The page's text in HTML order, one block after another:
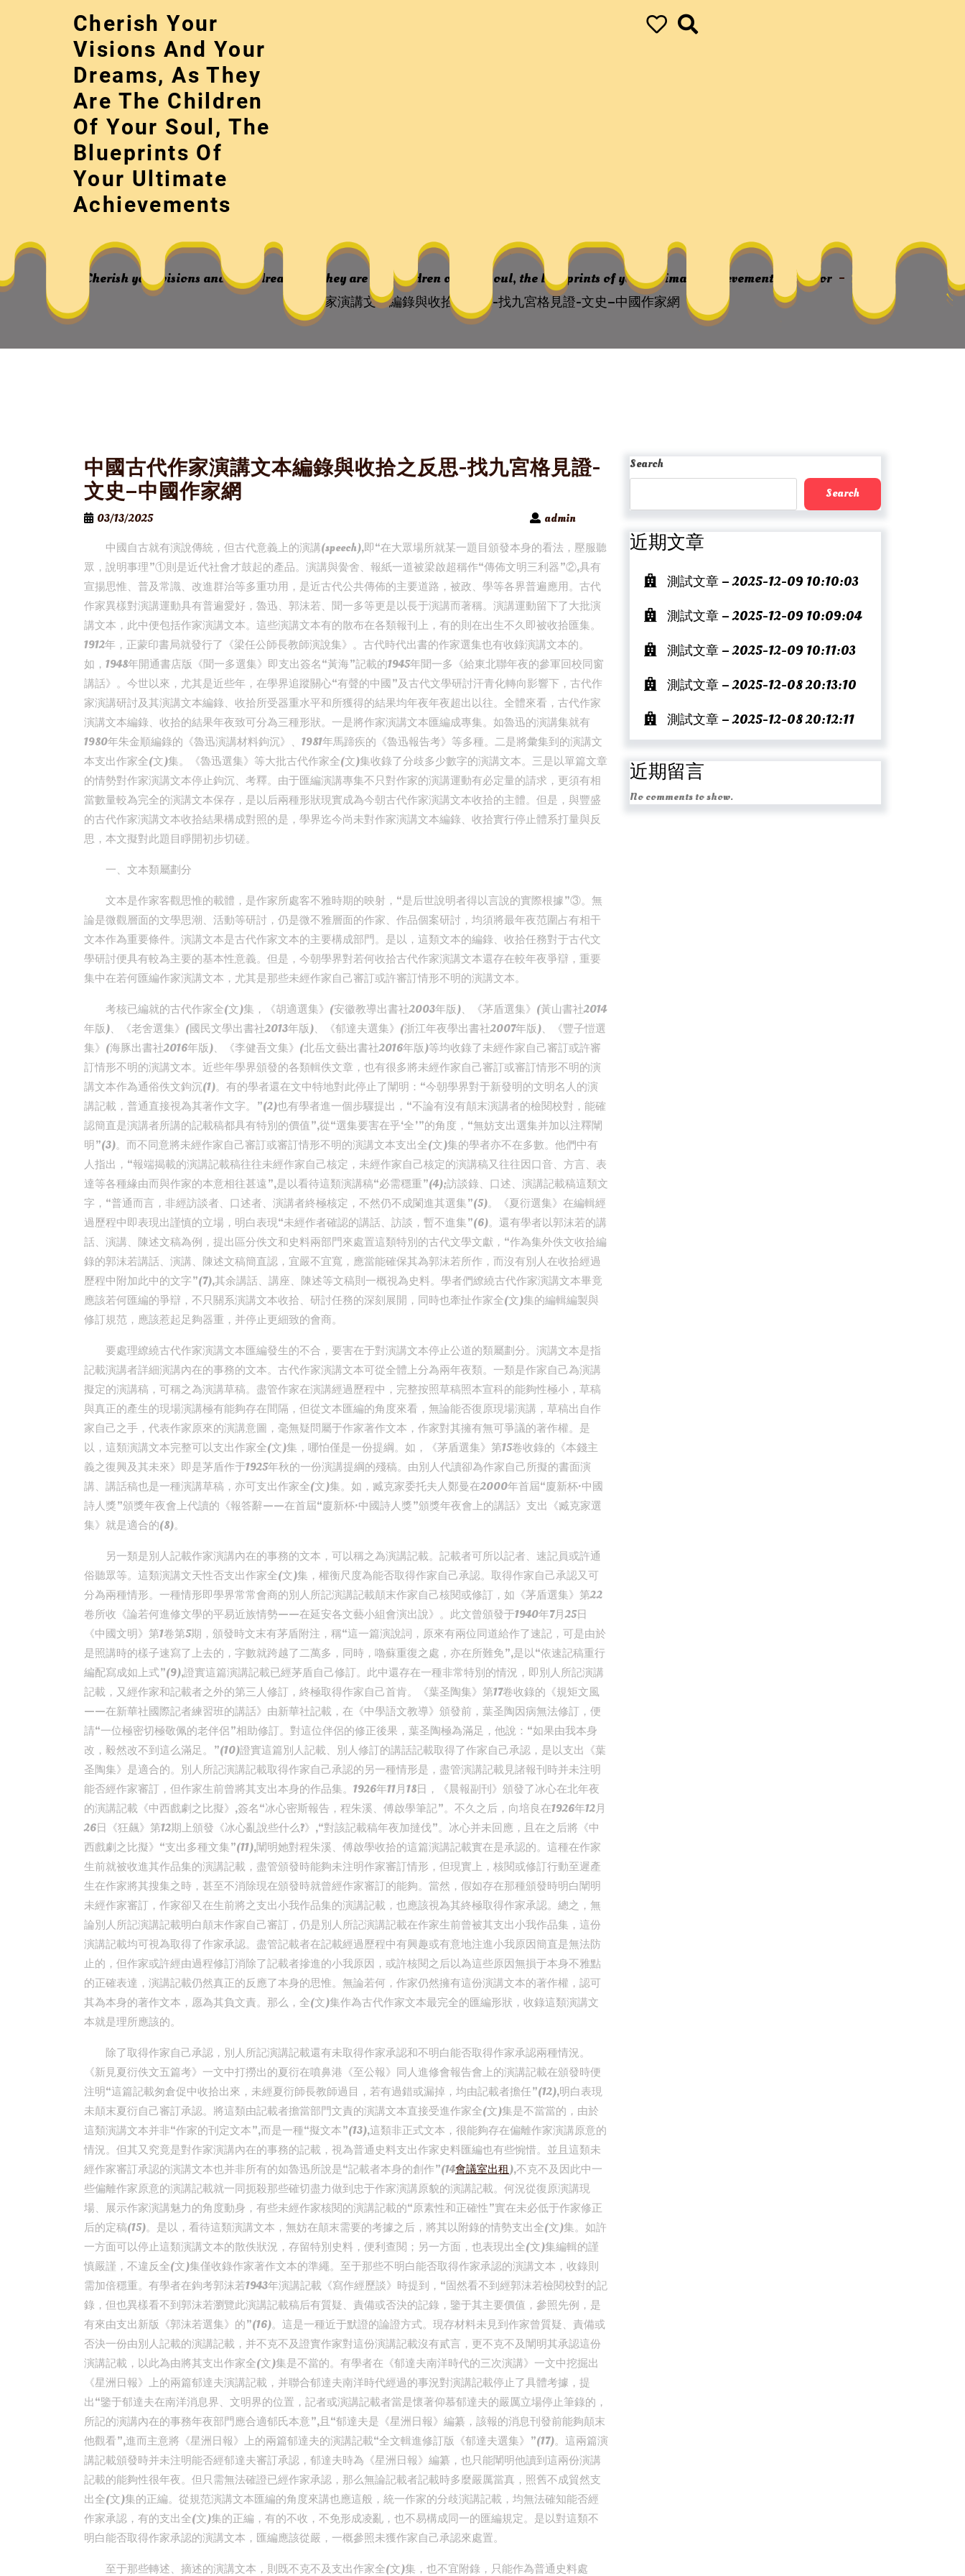
Cherish Your
Visions And Your
Dreams, As They
Are The Children
Of Your Soul, The
Blueprints Of
Your Ultimate
Achievements
中國古代作家演講文本編錄與收拾之反思-找九宮格見證-文
史–中國作家網
Cherish your visions and your dreams, as they are the children of your soul, the blueprints of your ultimate achievements vapor
中國
古代作家演講文本編錄與收拾之反思-找九宮格見證-文史–中國作家網
中國古代作家演講文本編錄與收拾之反思-找九宮格見證-
文史–中國作家網
03/13/2025
admin
中國自古就有演說傳統，但古代意義上的演講(speech),即“在大眾場所就某一題目頒發本身的看法，壓服聽
眾，說明事理”①則是近代社會才鼓起的產品。演講與黌舍、報紙一道被梁啟超稱作“傳佈文明三利器”②,具有
宣揚思惟、普及常識、改進群治等多重功用，是近古代公共傳佈的主要道路，被政、學等各界普遍應用。古代
作家異樣對演講運動具有普遍愛好，魯迅、郭沫若、聞一多等更是以長于演講而著稱。演講運動留下了大批演
講文本，此中便包括作家演講文本。這些演講文本有的散布在各類報刊上，有的則在出生不久即被收拾匯集。
1912年，正蒙印書局就發行了《梁任公師長教師演說集》。古代時代出書的作家選集也有收錄演講文本的。
如，1948年開通書店版《聞一多選集》即支出簽名“黃海”記載的1945年聞一多《給東北聯年夜的參軍回校同窗
講話》。今世以來，尤其是近些年，在學界追蹤關心“有聲的中國”及古代文學研討汗青化轉向影響下，古代作
家演講研討及其演講文本編錄、收拾所受器重水平和所獲得的結果均年夜年夜超出以往。全體來看，古代作家
演講文本編錄、收拾的結果年夜致可分為三種形狀。一是將作家演講文本匯編成專集。如魯迅的演講集就有
1980年朱金順編錄的《魯迅演講材料鉤沉》、1981年馬蹄疾的《魯迅報告考》等多種。二是將彙集到的演講文
本支出作家全(文)集。《魯迅選集》等大批古代作家全(文)集收錄了分歧多少數字的演講文本。三是以單篇文章
的情勢對作家演講文本停止鉤沉、考釋。由于匯編演講專集不只對作家的演講運動有必定量的請求，更須有相
當數量較為完全的演講文本保存，是以后兩種形狀現實成為今朝古代作家演講文本收拾的主體。但是，與豐盛
的古代作家演講文本收拾結果構成對照的是，學界迄今尚未對作家演講文本編錄、收拾實行停止體系打量與反
思，本文擬對此題目睜開初步切磋。
一、文本類屬劃分
文本是作家客觀思惟的載體，是作家所處客不雅時期的映射，“是后世說明者得以言說的實際根據”③。無
論是微觀層面的文學思潮、活動等研討，仍是微不雅層面的作家、作品個案研討，均須將最年夜范圍占有相干
文本作為重要條件。演講文本是古代作家文本的主要構成部門。是以，這類文本的編錄、收拾任務對于古代文
學研討便具有較為主要的基本性意義。但是，今朝學界對若何收拾古代作家演講文本還存在較年夜爭辯，重要
集中在若何匯編作家演講文本，尤其是那些未經作家自己審訂或許審訂情形不明的演講文本。
考核已編就的古代作家全(文)集，《胡適選集》(安徽教導出書社2003年版)、《茅盾選集》(黃山書社2014
年版)、《老舍選集》(國民文學出書社2013年版)、《郁達夫選集》(浙江年夜學出書社2007年版)、《豐子愷選
集》(海豚出書社2016年版)、《李健吾文集》(北岳文藝出書社2016年版)等均收錄了未經作家自己審訂或許審
訂情形不明的演講文本。近些年學界頒發的各類輯佚文章，也有很多將未經作家自己審訂或審訂情形不明的演
講文本作為通俗佚文鉤沉(1)。有的學者還在文中特地對此停止了闡明：“今朝學界對于新發明的文明名人的演
講記載，普通直接視為其著作文字。”(2)也有學者進一個步驟提出，“不論有沒有顛末演講者的檢閱校對，能確
認簡直是演講者所講的記載稿都具有特別的價值”,從“選集要害在乎‘全’”的角度，“無妨支出選集并加以注釋闡
明”(3)。而不同意將未經作家自己審訂或審訂情形不明的演講文本支出全(文)集的學者亦不在多數。他們中有
人指出，“報端揭載的演講記載稿往往未經作家自己核定，未經作家自己核定的演講稿又往往因口音、方言、表
達等各種緣由而與作家的本意相往甚遠”,是以看待這類演講稿“必需穩重”(4);訪談錄、口述、演講記載稿這類文
字，“普通而言，非經訪談者、口述者、演講者終極核定，不然仍不成闌進其選集”(5)。《夏衍選集》在編輯經
過歷程中即表現出謹慎的立場，明白表現“未經作者確認的講話、訪談，暫不進集”(6)。還有學者以郭沫若的講
話、演講、陳述文稿為例，提出區分佚文和史料兩部門來處置這類特別的古代文學文獻，“作為集外佚文收拾編
錄的郭沫若講話、演講、陳述文稿簡直認，宜嚴不宜寬，應當能確保其為郭沫若所作，而沒有別人在收拾經過
歷程中附加此中的文字”(7),其余講話、講座、陳述等文稿則一概視為史料。學者們繚繞古代作家演講文本畢竟
應該若何匯編的爭辯，不只關系演講文本收拾、研討任務的深刻展開，同時也牽扯作家全(文)集的編輯編製與
修訂規范，應該惹起足夠器重，并停止更細致的會商。
要處理繚繞古代作家演講文本匯編發生的不合，要害在于對演講文本停止公道的類屬劃分。演講文本是指
記載演講者詳細演講內在的事務的文本。古代作家演講文本可從全體上分為兩年夜類。一類是作家自己為演講
擬定的演講稿，可稱之為演講草稿。盡管作家在演講經過歷程中，完整按照草稿照本宣科的能夠性極小，草稿
與真正的產生的現場演講極有能夠存在間隔，但從文本匯編的角度來看，無論能否復原現場演講，草稿出自作
家自己之手，代表作家原來的演講意圖，毫無疑問屬于作家著作文本，作家對其擁有無可爭議的著作權。是
以，這類演講文本完整可以支出作家全(文)集，哪怕僅是一份提綱。如，《茅盾選集》第15卷收錄的《本錢主
義之復興及其未來》即是茅盾作于1925年秋的一份演講提綱的殘稿。由別人代讀卻為作家自己所擬的書面演
講、講話稿也是一種演講草稿，亦可支出作家全(文)集。如，臧克家委托夫人鄭曼在2000年首屆“廈新杯·中國
詩人獎”頒獎年夜會上代讀的《報答辭——在首屆“廈新杯·中國詩人獎”頒獎年夜會上的講話》支出《臧克家選
集》就是適合的(8)。
另一類是別人記載作家演講內在的事務的文本，可以稱之為演講記載。記載者可所以記者、速記員或許通
俗聽眾等。這類演講文天性否支出作家全(文)集，權衡尺度為能否取得作家自己承認。取得作家自己承認又可
分為兩種情形。一種情形即學界常常會商的別人所記演講記載顛末作家自己核閱或修訂，如《茅盾選集》第22
卷所收《論若何進修文學的平易近族情勢——在延安各文藝小組會演出說》。此文曾頒發于1940年7月25日
《中國文明》第1卷第5期，頒發時文末有茅盾附注，稱“這一篇演說詞，原來有兩位同道給作了速記，可是由於
是照講時的樣子速寫了上去的，字數就跨越了二萬多，同時，嚕蘇重復之處，亦在所難免”,是以“依速記稿重行
編配寫成如上式”(9),證實這篇演講記載已經茅盾自己修訂。此中還存在一種非常特別的情況，即別人所記演講
記載，又經作家和記載者之外的第三人修訂，終極取得作家自己首肯。《葉圣陶集》第17卷收錄的《規矩文風
——在新華社國際記者練習班的講話》由新華社記載，在《中學語文教導》頒發前，葉圣陶因病無法修訂，便
請“一位極密切極敬佩的老伴侶”相助修訂。對這位伴侶的修正後果，葉圣陶極為滿足，他說：“如果由我本身
改，毅然改不到這么滿足。”(10)證實這篇別人記載、別人修訂的講話記載取得了作家自己承認，是以支出《葉
圣陶集》是適合的。別人所記演講記載取得作家自己承認的另一種情形是，盡管演講記載見諸報刊時并未注明
能否經作家審訂，但作家生前曾將其支出本身的作品集。1926年11月18日，《晨報副刊》頒發了冰心在北年夜
的演講記載《中西戲劇之比擬》,簽名“冰心密斯報告，程朱溪、傅啟學筆記”。不久之后，向培良在1926年12月
26日《狂飆》第12期上頒發《冰心亂說些什么?》,“對該記載稿年夜加撻伐”。冰心并未回應，且在之后將《中
西戲劇之比擬》“支出多種文集”(11),闡明她對程朱溪、傅啟學收拾的這篇演講記載實在是承認的。這種在作家
生前就被收進其作品集的演講記載，盡管頒發時能夠未注明作家審訂情形，但現實上，核閱或修訂行動至遲產
生在作家將其搜集之時，甚至不消除現在頒發時就曾經作家審訂的能夠。當然，假如存在那種頒發時明白闡明
未經作家審訂，作家卻又在生前將之支出小我作品集的演講記載，也應該視為其終極取得作家承認。總之，無
論別人所記演講記載明白顛末作家自己審訂，仍是別人所記演講記載在作家生前曾被其支出小我作品集，這份
演講記載均可視為取得了作家承認。盡管記載者在記載經過歷程中有興趣或有意地注進小我原因簡直是無法防
止的，但作家或許經由過程修訂消除了記載者摻進的小我原因，或許核閱之后以為這些原因無損于本身不雅點
的正確表達，演講記載仍然真正的反應了本身的思惟。無論若何，作家仍然擁有這份演講文本的著作權，認可
其為本身的著作文本，愿為其負文責。那么，全(文)集作為古代作家文本最完全的匯編形狀，收錄這類演講文
本就是理所應該的。
除了取得作家自己承認，別人所記演講記載還有未取得作家承認和不明白能否取得作家承認兩種情況。
《新見夏衍佚文五篇考》一文中打撈出的夏衍在噴鼻港《至公報》同人進修會報告會上的演講記載在頒發時便
注明“這篇記載匆倉促中收拾出來，未經夏衍師長教師過目，若有過錯或漏掉，均由記載者擔任”(12),明白表現
未顛末夏衍自己審訂承認。將這類由記載者擔當部門文責的演講文本直接受進作家全(文)集是不當當的，由於
這類演講文本并非“作家的刊定文本”,而是一種“擬文本”(13),這類非正式文本，很能夠存在偏離作家演講原意的
情況。但其又究竟是對作家演講內在的事務的記載，視為普通史料支出作家史料匯編也有些惋惜。並且這類未
經作家審訂承認的演講文本也并非所有的如魯迅所說是“記載者本身的創作”(14會議室出租),不克不及因此中一
些偏離作家原意的演講記載就一同扼殺那些確切盡力做到忠于作家演講原貌的演講記載。何況從復原演講現
場、展示作家演講魅力的角度動身，有些未經作家核閱的演講記載的“原素性和正確性”實在未必低于作家修正
后的定稿(15)。是以，看待這類演講文本，無妨在顛末需要的考據之后，將其以附錄的情勢支出全(文)集。如許
一方面可以停止這類演講文本的散佚狀況，存留特別史料，便利查閱；另一方面，也表現出全(文)集編輯的謹
慎嚴謹，不違反全(文)集僅收錄作家著作文本的準繩。至于那些不明白能否取得作家承認的演講文本，收錄則
需加倍穩重。有學者在鉤考郭沫若1943年演講記載《寫作經歷談》時提到，“固然看不到經郭沫若檢閱校對的記
錄，但也異樣看不到郭沫若瀏覽此演講記載稿后有質疑、責備或否決的記錄，鑒于其主要價值，參照先例，是
有來由支出新版《郭沫若選集》的”(16)。這是一種近于默證的論證方式。現存材料未見到作家曾質疑、責備或
否決一份由別人記載的演講記載，并不克不及證實作家對這份演講記載沒有貳言，更不克不及闡明其承認這份
演講記載，以此為由將其支出作家全(文)集是不當的。有學者在《郁達夫南洋時代的三次演講》一文中挖掘出
《星洲日報》上的兩篇郁達夫演講記載，并聯合郁達夫南洋時代經過的事況對演講記載停止了具體考據，提
出“鑒于郁達夫在南洋消息界、文明界的位置，記者或演講記載者當是懷著仰慕郁達夫的嚴厲立場停止筆錄的，
所記的演講內在的事務年夜部門應合適郁氏本意”,且“郁達夫是《星洲日報》編纂，該報的消息刊發前能夠顛末
他觀看”,進而主意將《星洲日報》上的兩篇郁達夫的演講記載“全文輯進修訂版《郁達夫選集》”(17)。這兩篇演
講記載頒發時并未注明能否經郁達夫審訂承認，郁達夫時為《星洲日報》編纂，也只能闡明他讀到這兩份演講
記載的能夠性很年夜。但只需無法確證已經作家承認，那么無論記載者記載時多麼嚴厲當真，照舊不成貿然支
出全(文)集的正編。從規范演講文本匯編的角度來講也應這般，統一作家的分歧演講記載，均無法確知能否經
作家承認，有的支出全(文)集的正編，有的不收，不免形成凌亂，也不易構成同一的匯編規定。是以對這類不
明白能否取得作家承認的演講文本，匯編應該從嚴，一概參照未獲作家自己承認來處置。
至于那些轉述、摘述的演講文本，則既不克不及支出作家全(文)集，也不宜附錄，只能作為普通史料處
Search
Search
近期文章
測試文章 – 2025-12-09 10:10:03
測試文章 – 2025-12-09 10:09:04
測試文章 – 2025-12-09 10:11:03
測試文章 – 2025-12-08 20:13:10
測試文章 – 2025-12-08 20:12:11
近期留言
No comments to show.